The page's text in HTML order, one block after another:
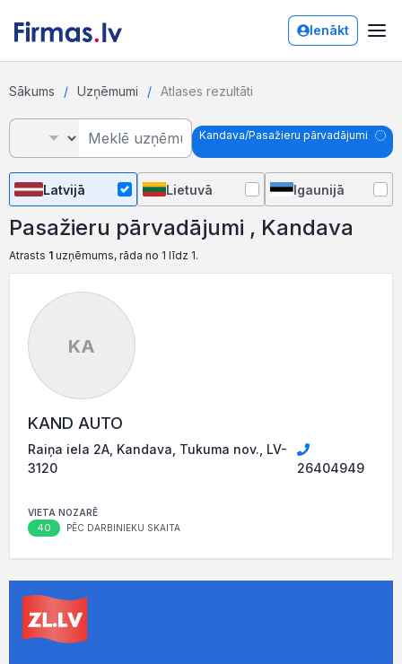
Ienākt
Sākums Uzņēmumi Atlases rezultāti
Kandava/Pasažieru pārvadājumi
Latvijā Lietuvā Igaunijā
Pasažieru pārvadājumi , Kandava
Atrasts 1 uzņēmums, rāda no 1 līdz 1.
KA
KAND AUTO
Raiņa iela 2A, Kandava, Tukuma nov., LV-
3120
26404949
VIETA NOZARĒ
40 PĒC DARBINIEKU SKAITA